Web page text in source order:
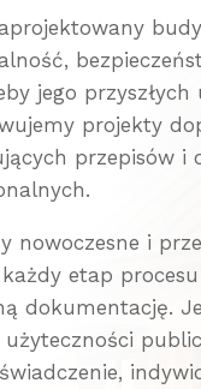
jego
projekty
przepisów i
nowoczesne i
etap
dokumentację.